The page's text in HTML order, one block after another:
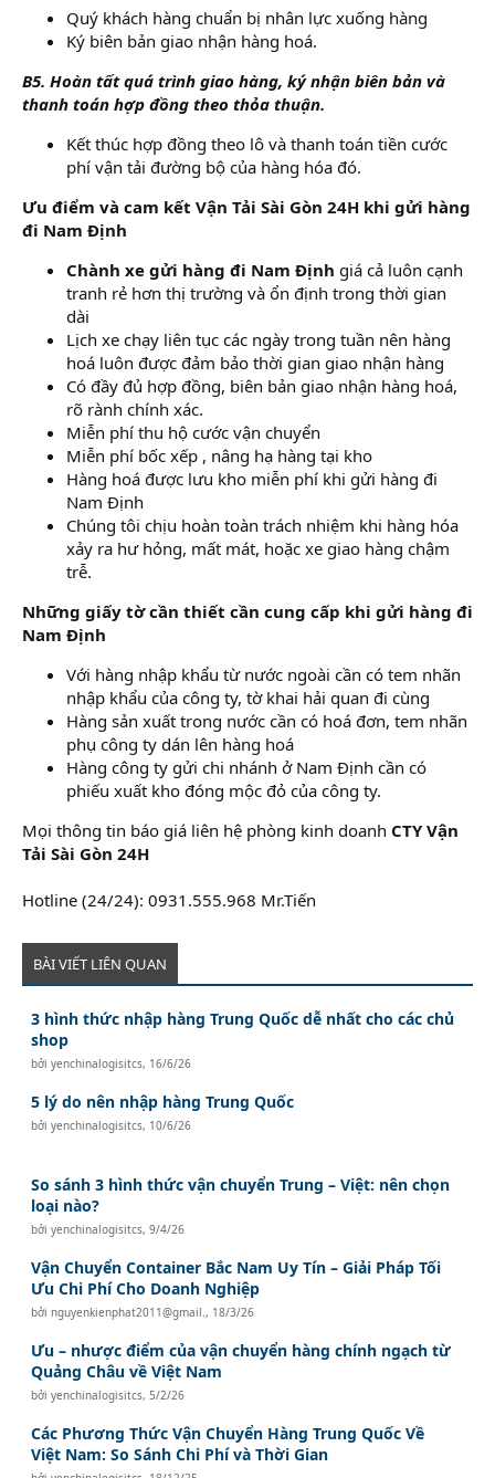
Quý khách hàng chuẩn bị nhân lực xuống hàng
Ký biên bản giao nhận hàng hoá.
B5. Hoàn tất quá trình giao hàng, ký nhận biên bản và
thanh toán hợp đồng theo thỏa thuận.
Kết thúc hợp đồng theo lô và thanh toán tiền cước
phí vận tải đường bộ của hàng hóa đó.
Ưu điểm và cam kết Vận Tải Sài Gòn 24H khi gửi hàng
đi Nam Định
Chành xe gửi hàng đi Nam Định giá cả luôn cạnh
tranh rẻ hơn thị trường và ổn định trong thời gian
dài
Lịch xe chạy liên tục các ngày trong tuần nên hàng
hoá luôn được đảm bảo thời gian giao nhận hàng
Có đầy đủ hợp đồng, biên bản giao nhận hàng hoá,
rõ rành chính xác.
Miễn phí thu hộ cước vận chuyển
Miễn phí bốc xếp , nâng hạ hàng tại kho
Hàng hoá được lưu kho miễn phí khi gửi hàng đi
Nam Định
Chúng tôi chịu hoàn toàn trách nhiệm khi hàng hóa
xảy ra hư hỏng, mất mát, hoặc xe giao hàng chậm
trễ.
Những giấy tờ cần thiết cần cung cấp khi gửi hàng đi
Nam Định
Với hàng nhập khẩu từ nước ngoài cần có tem nhãn
nhập khẩu của công ty, tờ khai hải quan đi cùng
Hàng sản xuất trong nước cần có hoá đơn, tem nhãn
phụ công ty dán lên hàng hoá
Hàng công ty gửi chi nhánh ở Nam Định cần có
phiếu xuất kho đóng mộc đỏ của công ty.
Mọi thông tin báo giá liên hệ phòng kinh doanh CTY Vận
Tải Sài Gòn 24H
Hotline (24/24): 0931.555.968 Mr.Tiến
BÀI VIẾT LIÊN QUAN
3 hình thức nhập hàng Trung Quốc dễ nhất cho các chủ
shop
bởiyenchinalogisitcs, 16/6/26
5 lý do nên nhập hàng Trung Quốc
bởiyenchinalogisitcs, 10/6/26
So sánh 3 hình thức vận chuyển Trung – Việt: nên chọn
loại nào?
bởiyenchinalogisitcs,9/4/26
Vận Chuyển Container Bắc Nam Uy Tín – Giải Pháp Tối
Ưu Chi Phí Cho Doanh Nghiệp
bởinguyenkienphat2011@gmail. , 18/3/26
Ưu – nhược điểm của vận chuyển hàng chính ngạch từ
Quảng Châu về Việt Nam
bởiyenchinalogisitcs, 5/2/26
Các Phương Thức Vận Chuyển Hàng Trung Quốc Về
Việt Nam: So Sánh Chi Phí và Thời Gian